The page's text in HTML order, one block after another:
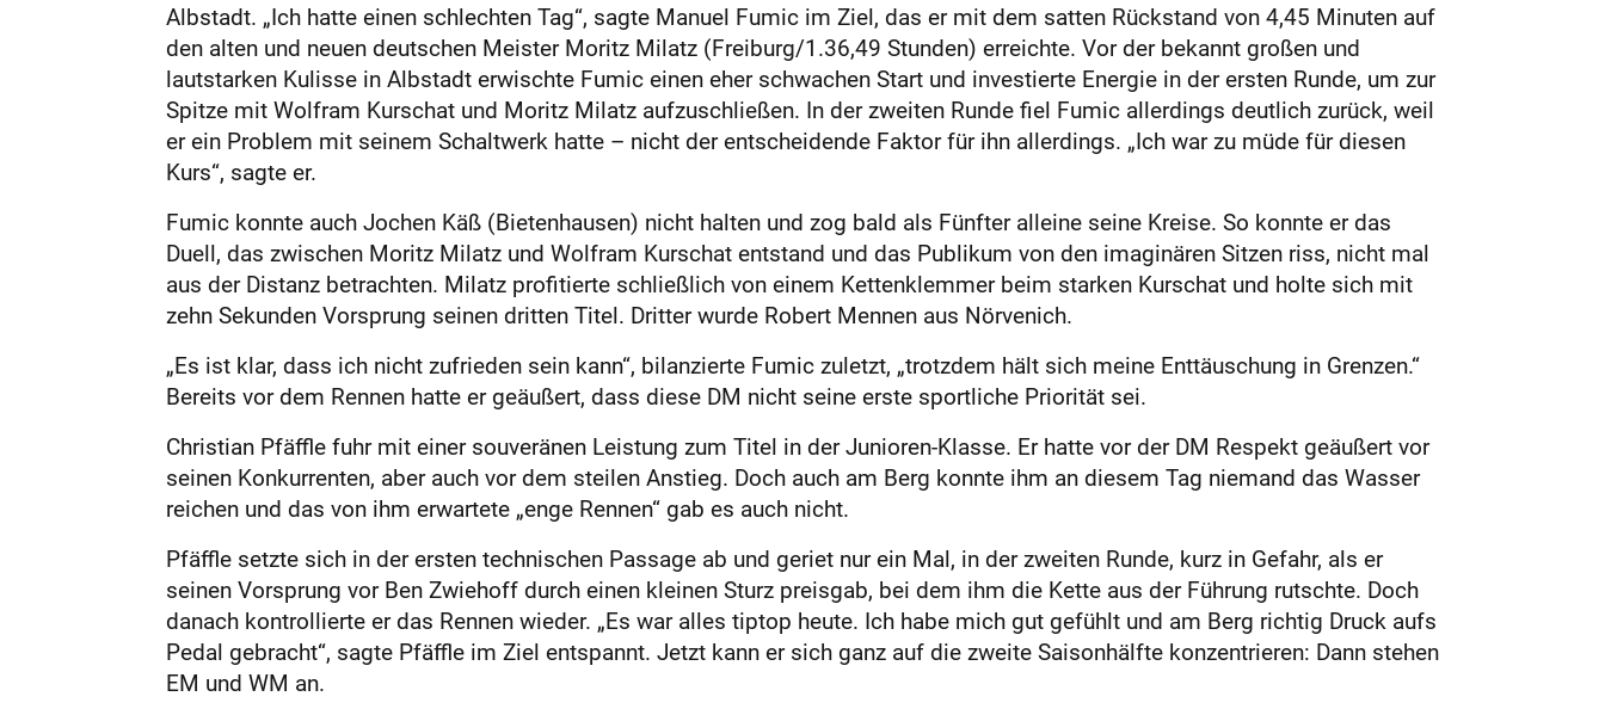
Albstadt. „Ich hatte einen schlechten Tag“, sagte Manuel Fumic im Ziel, das er mit dem satten Rückstand von 4,45 Minuten auf
den alten und neuen deutschen Meister Moritz Milatz (Freiburg/1.36,49 Stunden) erreichte. Vor der bekannt großen und
lautstarken Kulisse in Albstadt erwischte Fumic einen eher schwachen Start und investierte Energie in der ersten Runde, um zur
Spitze mit Wolfram Kurschat und Moritz Milatz aufzuschließen. In der zweiten Runde fiel Fumic allerdings deutlich zurück, weil
er ein Problem mit seinem Schaltwerk hatte – nicht der entscheidende Faktor für ihn allerdings. „Ich war zu müde für diesen
Kurs“, sagte er.
Fumic konnte auch Jochen Käß (Bietenhausen) nicht halten und zog bald als Fünfter alleine seine Kreise. So konnte er das
Duell, das zwischen Moritz Milatz und Wolfram Kurschat entstand und das Publikum von den imaginären Sitzen riss, nicht mal
aus der Distanz betrachten. Milatz profitierte schließlich von einem Kettenklemmer beim starken Kurschat und holte sich mit
zehn Sekunden Vorsprung seinen dritten Titel. Dritter wurde Robert Mennen aus Nörvenich.
„Es ist klar, dass ich nicht zufrieden sein kann“, bilanzierte Fumic zuletzt, „trotzdem hält sich meine Enttäuschung in Grenzen.“
Bereits vor dem Rennen hatte er geäußert, dass diese DM nicht seine erste sportliche Priorität sei.
Christian Pfäffle fuhr mit einer souveränen Leistung zum Titel in der Junioren-Klasse. Er hatte vor der DM Respekt geäußert vor
seinen Konkurrenten, aber auch vor dem steilen Anstieg. Doch auch am Berg konnte ihm an diesem Tag niemand das Wasser
reichen und das von ihm erwartete „enge Rennen“ gab es auch nicht.
Pfäffle setzte sich in der ersten technischen Passage ab und geriet nur ein Mal, in der zweiten Runde, kurz in Gefahr, als er
seinen Vorsprung vor Ben Zwiehoff durch einen kleinen Sturz preisgab, bei dem ihm die Kette aus der Führung rutschte. Doch
danach kontrollierte er das Rennen wieder. „Es war alles tiptop heute. Ich habe mich gut gefühlt und am Berg richtig Druck aufs
Pedal gebracht“, sagte Pfäffle im Ziel ent­spannt. Jetzt kann er sich ganz auf die zweite Saisonhälfte konzentrieren: Dann stehen
EM und WM an.